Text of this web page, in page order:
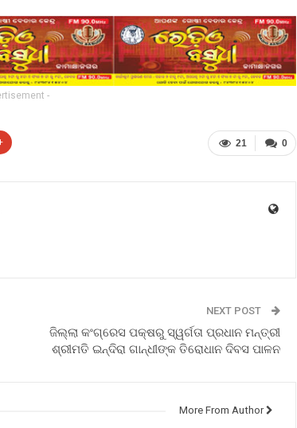
-
0
21
NEXT POST
ଜିଲ୍ଲା କଂଗ୍ରେସ ପକ୍ଷରୁ ସ୍ୱର୍ଗତା ପ୍ରଧାନ ମନ୍ତ୍ରୀ
ଶ୍ରୀମତି ଇନ୍ଦିରା ଗାନ୍ଧୀଙ୍କ ତିରୋଧାନ ଦିବସ ପାଳନ
More From Author